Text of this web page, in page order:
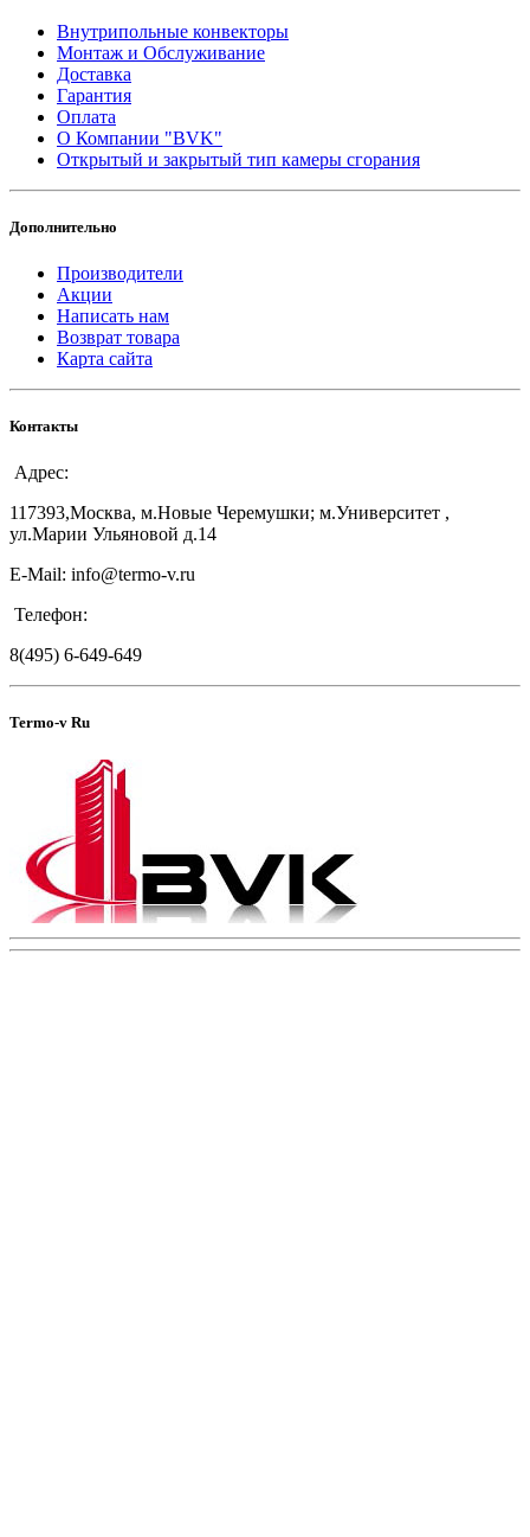
Внутрипольные конвекторы
Монтаж и Обслуживание
Доставка
Гарантия
Оплата
О Компании "BVK"
Открытый и закрытый тип камеры сгорания
Дополнительно
Производители
Акции
Написать нам
Возврат товара
Карта сайта
Контакты
Адрес:
117393,Москва, м.Новые Черемушки; м.Университет ,
ул.Марии Ульяновой д.14
E-Mail: info@termo-v.ru
Телефон:
8(495) 6-649-649
Termo-v Ru